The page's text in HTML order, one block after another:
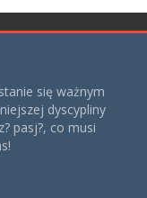
się ważnym
dyscypliny
pasj?, co musi